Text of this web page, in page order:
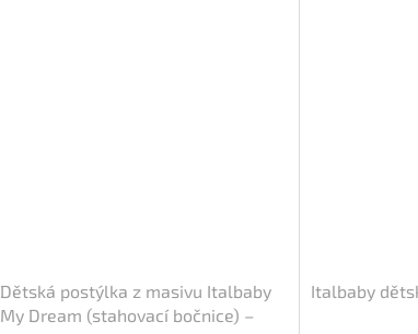
Dětská postýlka z masivu Italbaby
My Dream (stahovací bočnice) –
Italbaby